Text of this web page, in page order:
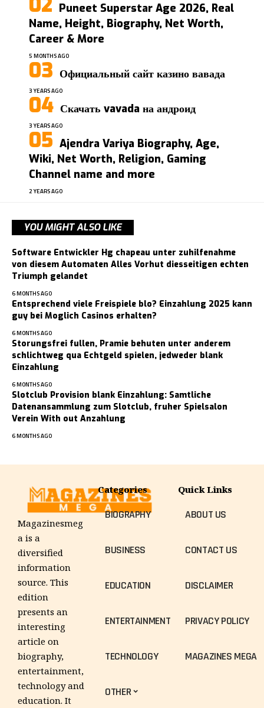
Puneet Superstar Age 2026, Real
Name, Height, Biography, Net Worth,
Career & More
5 MONTHS AGO
Официальный сайт казино вавада
3 YEARS AGO
Скачать vavada на андроид
3 YEARS AGO
Ajendra Variya Biography, Age,
Wiki, Net Worth, Religion, Gaming
Channel name and more
2 YEARS AGO
YOU MIGHT ALSO LIKE
Software Entwickler Hg chapeau unter zuhilfenahme
von diesem Automaten Alles Vorhut diesseitigen echten
Triumph gelandet
6 MONTHS AGO
Entsprechend viele Freispiele blo? Einzahlung 2025 kann
guy bei Moglich Casinos erhalten?
6 MONTHS AGO
Storungsfrei fullen, Pramie behuten unter anderem
schlichtweg qua Echtgeld spielen, jedweder blank
Einzahlung
6 MONTHS AGO
Slotclub Provision blank Einzahlung: Samtliche
Datenansammlung zum Slotclub, fruher Spielsalon
Verein With out Anzahlung
6 MONTHS AGO
Magazinesmeg
a is a
diversified
information
source. This
edition
presents an
interesting
article on
biography,
entertainment,
technology and
education. It
Categories
BIOGRAPHY
BUSINESS
EDUCATION
ENTERTAINMENT
TECHNOLOGY
OTHER
Quick Links
ABOUT US
CONTACT US
DISCLAIMER
PRIVACY POLICY
MAGAZINES MEGA